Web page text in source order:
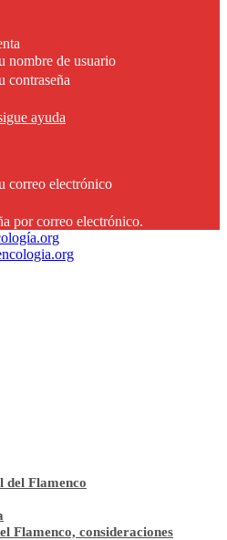
nombre de usuario
contraseña
ayuda
correo electrónico
por correo electrónico.
del Flamenco
Flamenco, consideraciones